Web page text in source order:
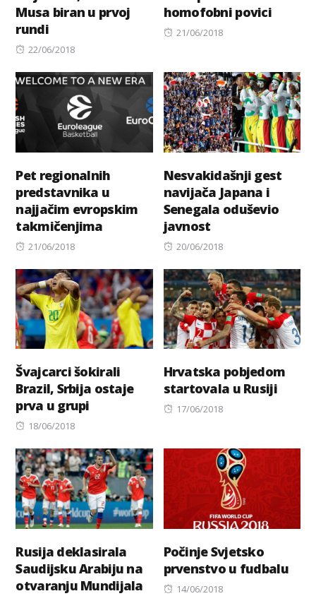
Musa biran u prvoj
rundi
Posted
22/06/2018
homofobni povici
Posted
21/06/2018
Pet regionalnih
predstavnika u
najjačim evropskim
takmičenjima
Posted
21/06/2018
Nesvakidašnji gest
navijača Japana i
Senegala oduševio
javnost
Posted
20/06/2018
Švajcarci šokirali
Brazil, Srbija ostaje
prva u grupi
Posted
18/06/2018
Hrvatska pobjedom
startovala u Rusiji
Posted
17/06/2018
Rusija deklasirala
Saudijsku Arabiju na
otvaranju Mundijala
Počinje Svjetsko
prvenstvo u fudbalu
Posted
14/06/2018